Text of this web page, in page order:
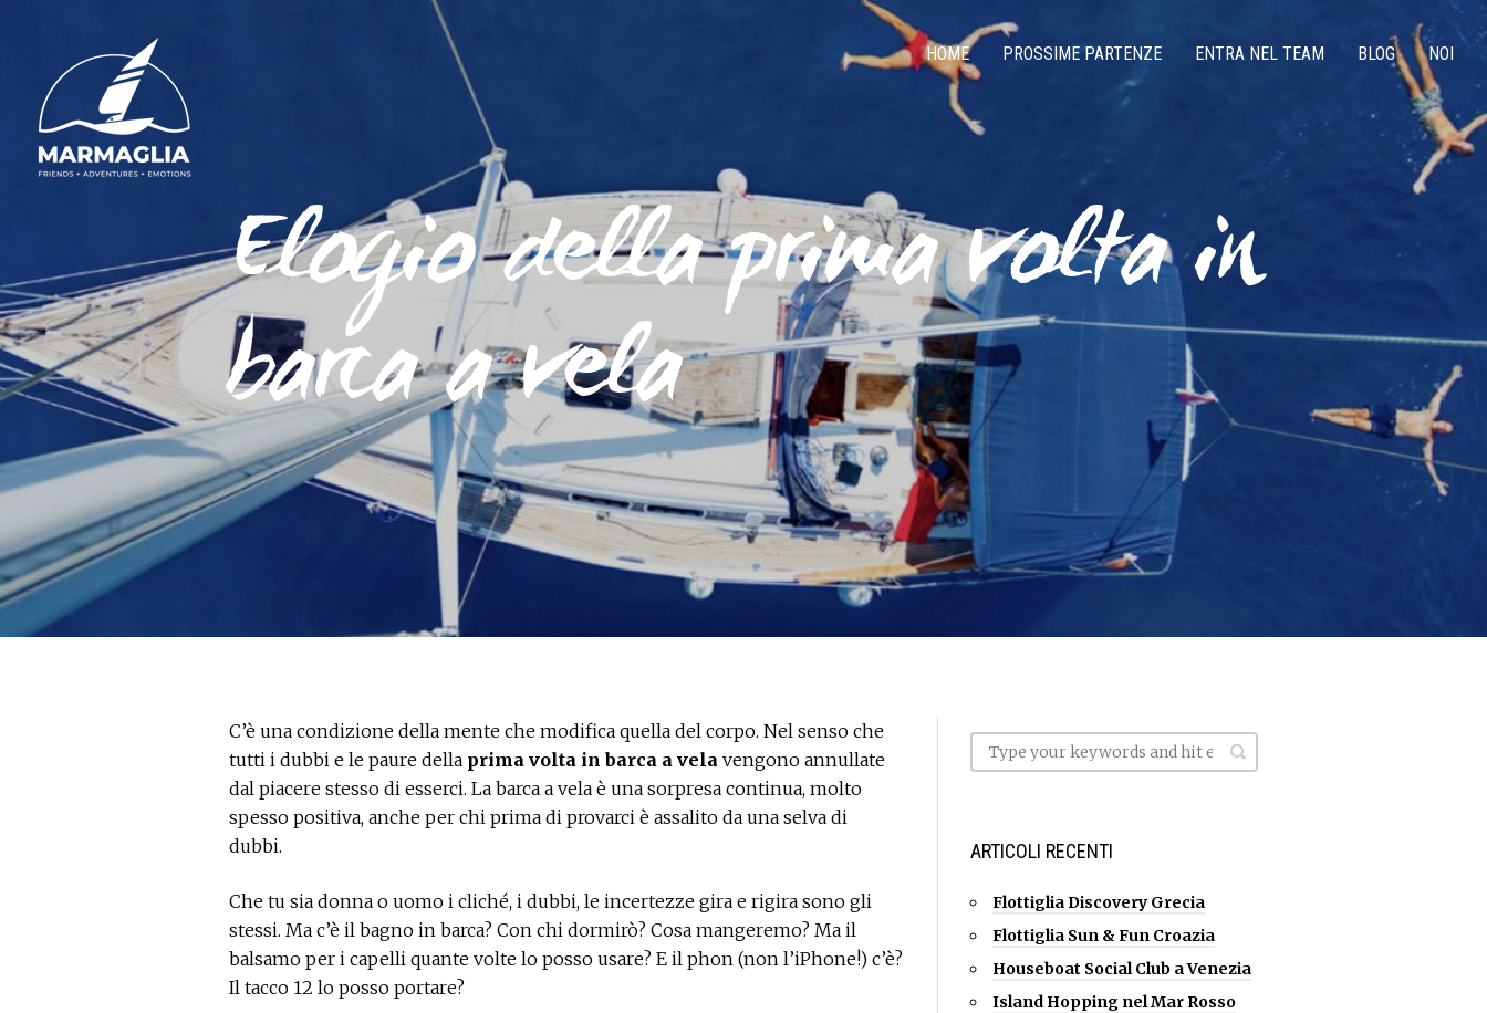
Elogio della prima volta in
barca a vela
HOME PROSSIME PARTENZE ENTRA NEL TEAM BLOG NOI
C’è una condizione della mente che modifica quella del corpo. Nel senso che
tutti i dubbi e le paure della prima volta in barca a vela vengono annullate
dal piacere stesso di esserci. La barca a vela è una sorpresa continua, molto
spesso positiva, anche per chi prima di provarci è assalito da una selva di
dubbi.
Che tu sia donna o uomo i cliché, i dubbi, le incertezze gira e rigira sono gli
stessi. Ma c’è il bagno in barca? Con chi dormirò? Cosa mangeremo? Ma il
balsamo per i capelli quante volte lo posso usare? E il phon (non l’iPhone!) c’è?
Il tacco 12 lo posso portare?
ARTICOLI RECENTI
Flottiglia Discovery Grecia
Flottiglia Sun & Fun Croazia
Houseboat Social Club a Venezia
Island Hopping nel Mar Rosso